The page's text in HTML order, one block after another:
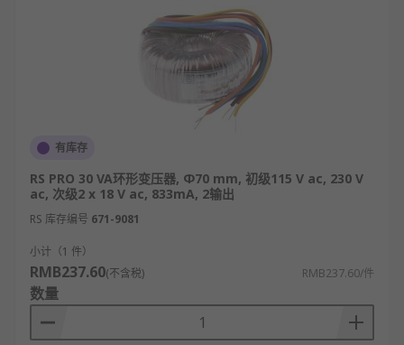
同频率的交变电动势，进而实现电能的传输与转换。
其次，环形变压器的铁芯为闭合环状结构，且绕组均
匀紧密绕制，能大幅降低漏磁通与磁滞损耗，减少能
量损耗，同时有效抑制电磁干扰，保障供电环境的稳
最后，根据副线圈的匝数差异，可实现电压的升高或
降低，满足不同用电设备的额定需求。合理选用环形
变压器，还能凭借其体积小、效率高、散热好的特
点，为各类电气设备提供稳定、纯净的电源输出。
环形变压器的特点
尺寸小、重量轻：由于使用环形铁芯，相比传
统变压器体积更小、重量更轻。
有库存
RS PRO 30 VA环形变压器, Φ70 mm, 初级115 V ac, 230 V
ac, 次级2 x 18 V ac, 833mA, 2输出
RS 库存编号 671-9081
小计（1 件）
RMB237.60(不含税) RMB237.60/件
数量